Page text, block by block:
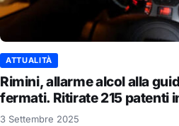
ATTUALITÀ
Rimini, allarme alcol alla
fermati. Ritirate 215 patenti
3 Settembre 2025